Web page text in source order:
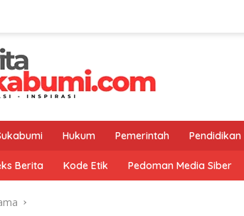
Hukum Pemerintah Pendidikan
Berita Kode Etik Pedoman Media Siber